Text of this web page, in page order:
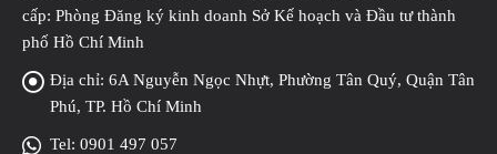
cấp: Phòng Đăng ký kinh doanh Sở Kế hoạch và Đầu tư thành
phố Hồ Chí Minh
Địa chỉ: 6A Nguyễn Ngọc Nhựt, Phường Tân Quý, Quận Tân
Phú, TP. Hồ Chí Minh
Tel: 0901 497 057